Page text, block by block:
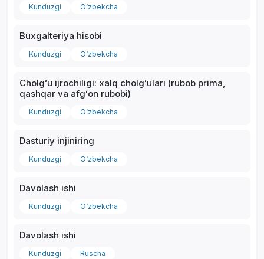
Kunduzgi O‘zbekcha
Buxgalteriya hisobi
Kunduzgi O‘zbekcha
Cholgʻu ijrochiligi: xalq cholgʻulari (rubob prima,
qashqar va afgʻon rubobi)
Kunduzgi O‘zbekcha
Dasturiy injiniring
Kunduzgi O‘zbekcha
Davolash ishi
Kunduzgi O‘zbekcha
Davolash ishi
Kunduzgi Ruscha